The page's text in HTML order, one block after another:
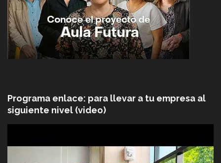
Programa enlace: para llevar a tu empresa al
siguiente nivel (video)